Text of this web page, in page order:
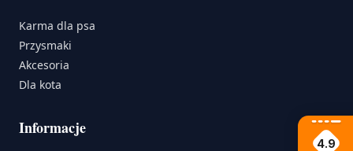
Karma dla psa
Przysmaki
Akcesoria
Dla kota
Informacje
4.9